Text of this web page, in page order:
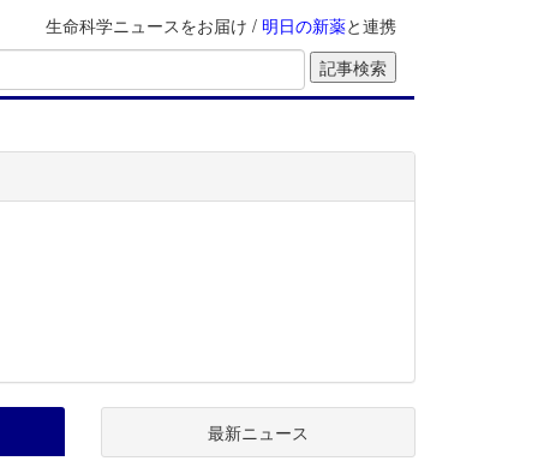
生命科学ニュースをお届け / 明日の新薬と連携
最新ニュース